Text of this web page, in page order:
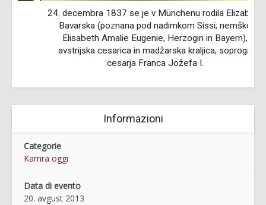
24. decembra 1837 se je v Münchenu rodila Elizabeta
Bavarska (poznana pod nadimkom Sissi; nemško
Elisabeth Amalie Eugenie, Herzogin in Bayern),
avstrijska cesarica in madžarska kraljica, soproga
cesarja Franca Jožefa I.
Informazioni
Categorie
Kamra oggi
Data di evento
20. avgust 2013